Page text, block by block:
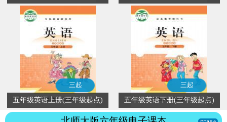
三起
五年级英语上册(三年级起点)
三起
五年级英语下册(三年级起点)